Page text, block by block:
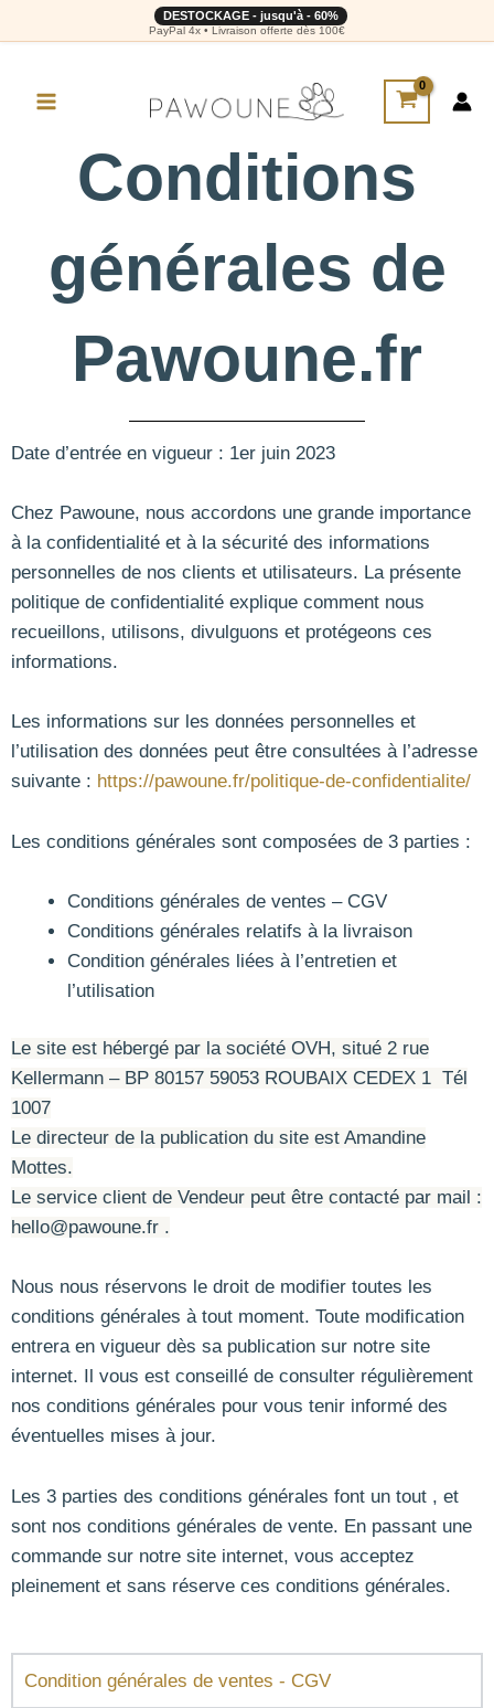
DESTOCKAGE - jusqu'à - 60%
PayPal 4x • Livraison offerte dès 100€
Conditions
générales de
Pawoune.fr
Date d’entrée en vigueur : 1er juin 2023
Chez Pawoune, nous accordons une grande importance
à la confidentialité et à la sécurité des informations
personnelles de nos clients et utilisateurs. La présente
politique de confidentialité explique comment nous
recueillons, utilisons, divulguons et protégeons ces
informations.
Les informations sur les données personnelles et
l’utilisation des données peut être consultées à l’adresse
suivante : https://pawoune.fr/politique-de-confidentialite/
Les conditions générales sont composées de 3 parties :
Conditions générales de ventes – CGV
Conditions générales relatifs à la livraison
Condition générales liées à l’entretien et
l’utilisation
Le site est hébergé par la société OVH, situé 2 rue
Kellermann – BP 80157 59053 ROUBAIX CEDEX 1 Tél
1007
Le directeur de la publication du site est Amandine
Mottes.
Le service client de Vendeur peut être contacté par mail :
hello@pawoune.fr .
Nous nous réservons le droit de modifier toutes les
conditions générales à tout moment. Toute modification
entrera en vigueur dès sa publication sur notre site
internet. Il vous est conseillé de consulter régulièrement
nos conditions générales pour vous tenir informé des
éventuelles mises à jour.
Les 3 parties des conditions générales font un tout , et
sont nos conditions générales de vente. En passant une
commande sur notre site internet, vous acceptez
pleinement et sans réserve ces conditions générales.
Condition générales de ventes - CGV